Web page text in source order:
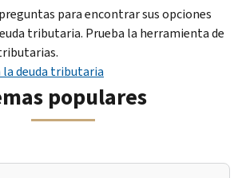
para encontrar sus opciones
tributaria. Prueba la herramienta de
la deuda tributaria
populares